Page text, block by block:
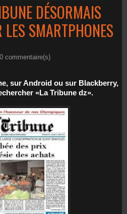
DÉSORMAIS
SMARTPHONES
0 commentaire(s)
sur Android ou sur Blackberry,
«La Tribune dz».